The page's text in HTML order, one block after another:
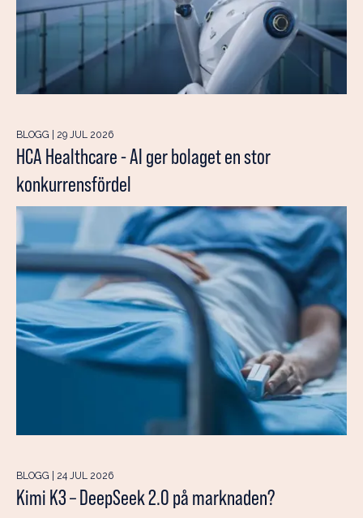
BLOGG | 29 JUL 2026
HCA Healthcare - AI ger bolaget en stor
konkurrensfördel
BLOGG | 24 JUL 2026
Kimi K3 – DeepSeek 2.0 på marknaden?